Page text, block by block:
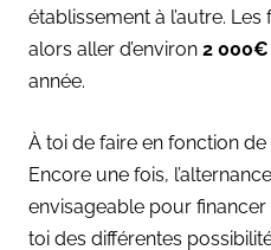
établissement à l’autre.
alors aller d’environ 2 000€
année.
À toi de faire en fonction de
Encore une fois,
envisageable pour
toi des différentes